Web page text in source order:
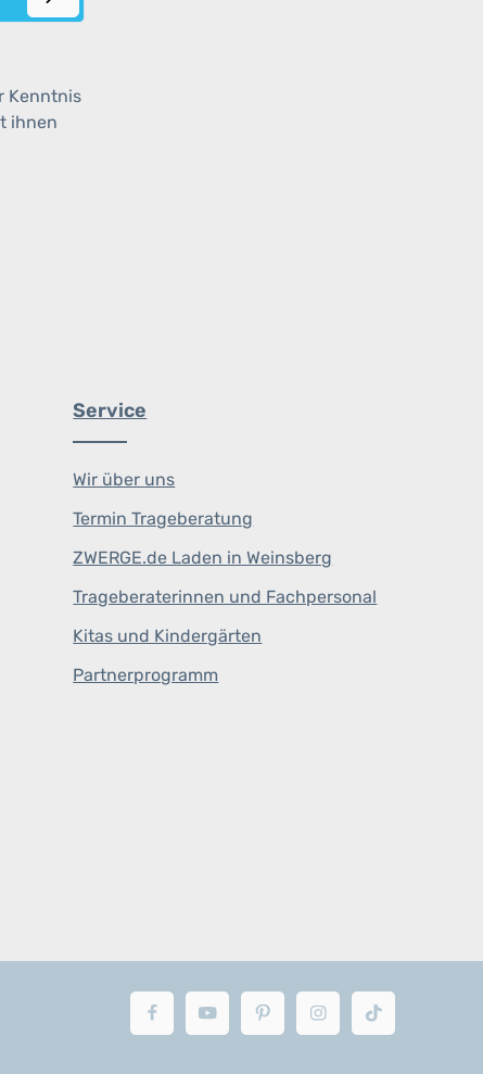
Kenntnis
ihnen
Service
Wir über uns
Termin Trageberatung
ZWERGE.de Laden in Weinsberg
Trageberaterinnen und Fachpersonal
Kitas und Kindergärten
Partnerprogramm